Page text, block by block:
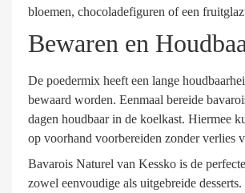
bloemen, chocoladefiguren of een
Bewaren en
De poedermix heeft een lange
bewaard worden. Eenmaal bereide
dagen houdbaar in de koelkast. Hiermee
op voorhand voorbereiden zonder verlies
Bavarois Naturel van Kessko is de
zowel eenvoudige als uitgebreide desserts.